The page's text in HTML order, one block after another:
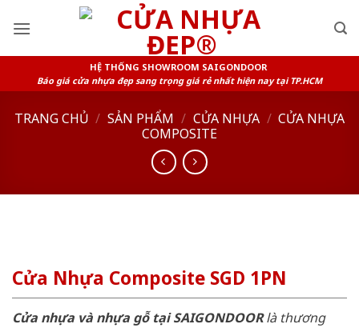
HỆ THỐNG SHOWROOM SAIGONDOOR
Báo giá cửa nhựa đẹp sang trọng giá rẻ nhất hiện nay tại TP.HCM
TRANG CHỦ / SẢN PHẨM / CỬA NHỰA / CỬA NHỰA
COMPOSITE
Cửa Nhựa Composite SGD 1PN
Cửa nhựa và nhựa gỗ tại SAIGONDOORlà thương